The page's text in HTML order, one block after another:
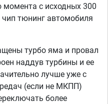
момента с исходных 300
тюнинг автомобиля
турбо яма и провал
наддув турбины и ее
лучше уже с
(если не МКПП)
более